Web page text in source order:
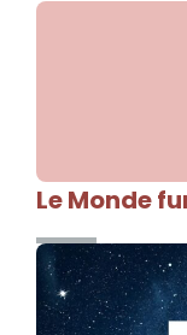
Le Monde